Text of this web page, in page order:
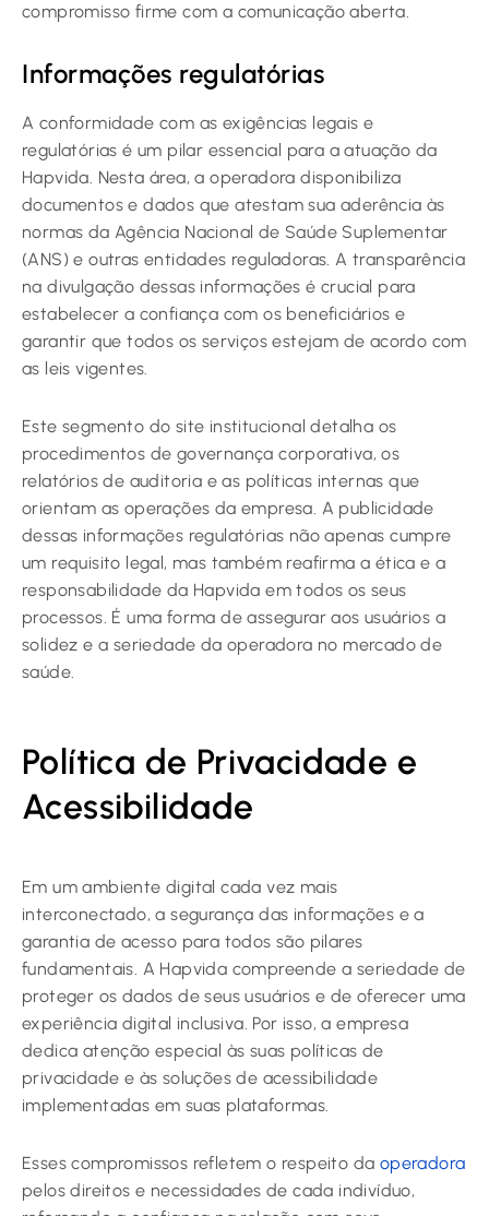
compromisso firme com a comunicação aberta.
Informações regulatórias
A conformidade com as exigências legais e
regulatórias é um pilar essencial para a atuação da
Hapvida. Nesta área, a operadora disponibiliza
documentos e dados que atestam sua aderência às
normas da Agência Nacional de Saúde Suplementar
(ANS) e outras entidades reguladoras. A transparência
na divulgação dessas informações é crucial para
estabelecer a confiança com os beneficiários e
garantir que todos os serviços estejam de acordo com
as leis vigentes.
Este segmento do site institucional detalha os
procedimentos de governança corporativa, os
relatórios de auditoria e as políticas internas que
orientam as operações da empresa. A publicidade
dessas informações regulatórias não apenas cumpre
um requisito legal, mas também reafirma a ética e a
responsabilidade da Hapvida em todos os seus
processos. É uma forma de assegurar aos usuários a
solidez e a seriedade da operadora no mercado de
saúde.
Política de Privacidade e
Acessibilidade
Em um ambiente digital cada vez mais
interconectado, a segurança das informações e a
garantia de acesso para todos são pilares
fundamentais. A Hapvida compreende a seriedade de
proteger os dados de seus usuários e de oferecer uma
experiência digital inclusiva. Por isso, a empresa
dedica atenção especial às suas políticas de
privacidade e às soluções de acessibilidade
implementadas em suas plataformas.
Esses compromissos refletem o respeito da operadora
pelos direitos e necessidades de cada indivíduo,